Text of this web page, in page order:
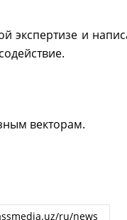
экспертизе и
векторам.